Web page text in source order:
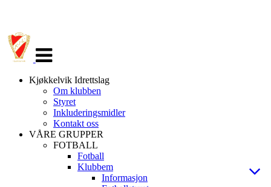
navigasjon
Kjøkkelvik Idrettslag
Om klubben
Styret
Inkluderingsmidler
Kontakt oss
VÅRE GRUPPER
FOTBALL
Fotball
Klubbem
Informasjon